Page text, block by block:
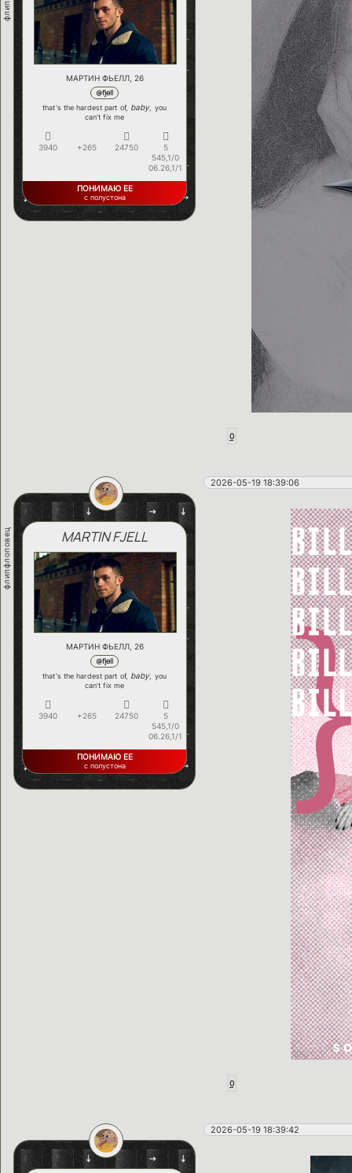
МАРТИН ФЬЕЛЛ, 26
@fjell
that's the hardest part of, baby, you
can't fix me
3940 +265 24750
5
545,1/0
06.26,1/1
ПОНИМАЮ ЕЕ
с полустона
0
2026-05-19 18:39:06
флипфлоповец MARTIN FJELL
МАРТИН ФЬЕЛЛ, 26
@fjell
that's the hardest part of, baby, you
can't fix me
3940 +265 24750
5
545,1/0
06.26,1/1
ПОНИМАЮ ЕЕ
с полустона
0
2026-05-19 18:39:42